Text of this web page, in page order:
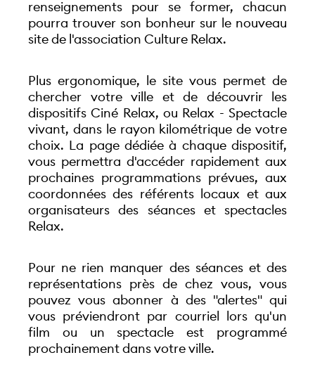
renseignements pour se former, chacun
pourra trouver son bonheur sur le nouveau
site de l'association Culture Relax.
Plus ergonomique, le site vous permet de
chercher votre ville et de découvrir les
dispositifs Ciné Relax, ou Relax - Spectacle
vivant, dans le rayon kilométrique de votre
choix. La page dédiée à chaque dispositif,
vous permettra d'accéder rapidement aux
prochaines programmations prévues, aux
coordonnées des référents locaux et aux
organisateurs des séances et spectacles
Relax.
Pour ne rien manquer des séances et des
représentations près de chez vous, vous
pouvez vous abonner à des "alertes" qui
vous préviendront par courriel lors qu'un
film ou un spectacle est programmé
prochainement dans votre ville.